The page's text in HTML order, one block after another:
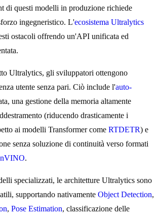
di questi modelli in produzione richiede
ingegneristico. L'ecosistema Ultralytics
ostacoli offrendo un'API unificata ed
Ultralytics, gli sviluppatori ottengono
utente senza pari. Ciò include l'auto-
una gestione della memoria altamente
(riducendo drasticamente i
ai modelli Transformer come RTDETR) e
senza soluzione di continuità verso formati
.
specializzati, le architetture Ultralytics sono
supportando nativamente Object Detection,
, Pose Estimation, classificazione delle